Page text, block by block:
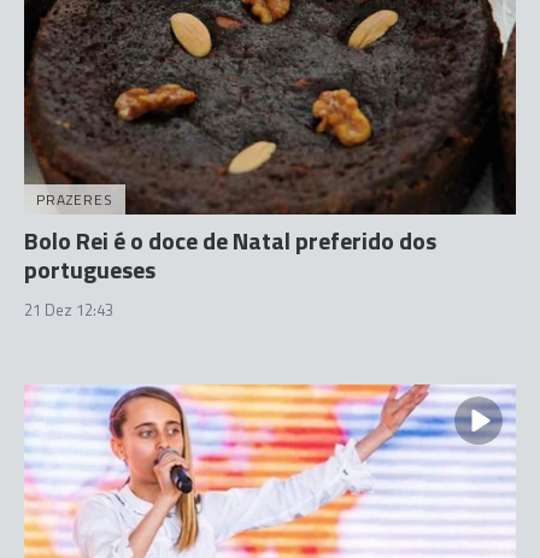
PRAZERES
Bolo Rei é o doce de Natal preferido dos
portugueses
21 Dez 12:43